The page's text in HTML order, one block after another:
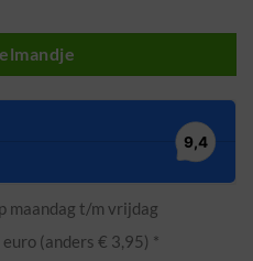
maandag t/m vrijdag
(anders € 3,95) *